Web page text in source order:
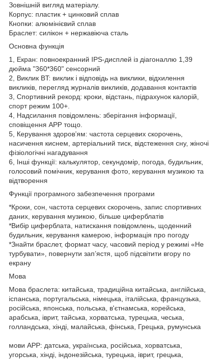
Зовнішній вигляд матеріалу.
Корпус: пластик + цинковий сплав
Кнопки: алюмінієвий сплав
Браслет: силікон + нержавіюча сталь
Основна функція
1, Екран: повноекранний IPS-дисплей із діагоналлю 1,39
дюйма "360*360" сенсорний
2, Виклик BT: виклик і відповідь на виклики, відхилення
викликів, перегляд журналів викликів, додавання контактів
3, Спортивний рекорд: кроки, відстань, підрахунок калорій,
спорт режим 100+.
4, Надсилання повідомлень: зберігання інформації,
сповіщення APP тощо.
5, Керування здоров’ям: частота серцевих скорочень,
насичення киснем, артеріальний тиск, відстеження сну, жіночі
фізіологічні нагадування
6, Інші функції: калькулятор, секундомір, погода, будильник,
голосовий помічник, керування фото, керування музикою та
відтворення
Функції програмного забезпечення програми
*Кроки, сон, частота серцевих скорочень, запис спортивних
даних, керування музикою, більше циферблатів
*Вибір циферблата, натискання повідомлень, щоденний
будильник, керування камерою, інформація про погоду
*Знайти браслет, формат часу, часовий період у режимі «Не
турбувати», повернути зап’ястя, щоб підсвітити вгору по
екрану
Мова
Мова браслета: китайська, традиційна китайська, англійська,
іспанська, португальська, німецька, італійська, французька,
російська, японська, польська, в'єтнамська, корейська,
арабська, іврит, тайська, хорватська, турецька, чеська,
голландська, хінді, малайська, фінська, Грецька, румунська
мови APP: датська, українська, російська, хорватська,
угорська, хінді, індонезійська, турецька, іврит, грецька,